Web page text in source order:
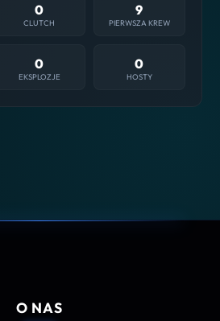
0
CLUTCH
9
PIERWSZA KREW
0
EKSPLOZJE
0
HOSTY
O NAS